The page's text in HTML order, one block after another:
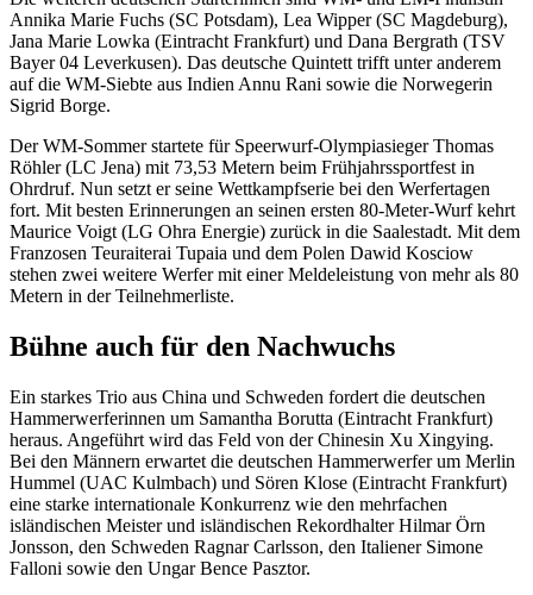
Annika Marie Fuchs (SC Potsdam), Lea Wipper (SC Magdeburg),
Jana Marie Lowka (Eintracht Frankfurt) und Dana Bergrath (TSV
Bayer 04 Leverkusen). Das deutsche Quintett trifft unter anderem
auf die WM-Siebte aus Indien Annu Rani sowie die Norwegerin
Sigrid Borge.
Der WM-Sommer startete für Speerwurf-Olympiasieger Thomas
Röhler (LC Jena) mit 73,53 Metern beim Frühjahrssportfest in
Ohrdruf. Nun setzt er seine Wettkampfserie bei den Werfertagen
fort. Mit besten Erinnerungen an seinen ersten 80-Meter-Wurf kehrt
Maurice Voigt (LG Ohra Energie) zurück in die Saalestadt. Mit dem
Franzosen Teuraiterai Tupaia und dem Polen Dawid Kosciow
stehen zwei weitere Werfer mit einer Meldeleistung von mehr als 80
Metern in der Teilnehmerliste.
Bühne auch für den Nachwuchs
Ein starkes Trio aus China und Schweden fordert die deutschen
Hammerwerferinnen um Samantha Borutta (Eintracht Frankfurt)
heraus. Angeführt wird das Feld von der Chinesin Xu Xingying.
Bei den Männern erwartet die deutschen Hammerwerfer um Merlin
Hummel (UAC Kulmbach) und Sören Klose (Eintracht Frankfurt)
eine starke internationale Konkurrenz wie den mehrfachen
isländischen Meister und isländischen Rekordhalter Hilmar Örn
Jonsson, den Schweden Ragnar Carlsson, den Italiener Simone
Falloni sowie den Ungar Bence Pasztor.